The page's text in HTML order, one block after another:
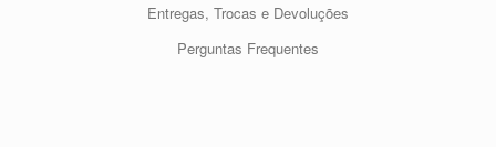
Entregas, Trocas e Devoluções
Perguntas Frequentes